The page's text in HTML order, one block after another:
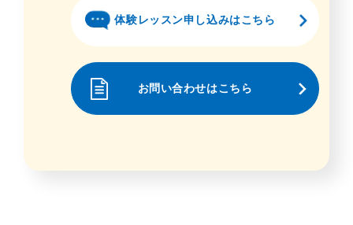
体験レッスン申し込みはこちら
お問い合わせはこちら